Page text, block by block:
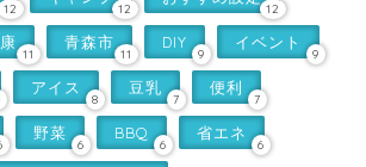
12 12 12
11
青森市
11
DIY
9
イベント
9
アイス
8
豆乳
7
便利
7
野菜
6
BBQ
6
省エネ
6